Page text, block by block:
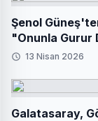
Şenol
"Onunla Gurur
13 Nisan 2026
Galatasaray,